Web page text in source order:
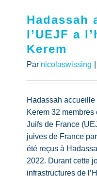
Hadassah
l’UEJF a
Kerem
Par nicolaswissing
Hadassah accueille
Kerem 32 membres
Juifs de France
juives de France
été reçus à
2022. Durant cette
infrastructures de